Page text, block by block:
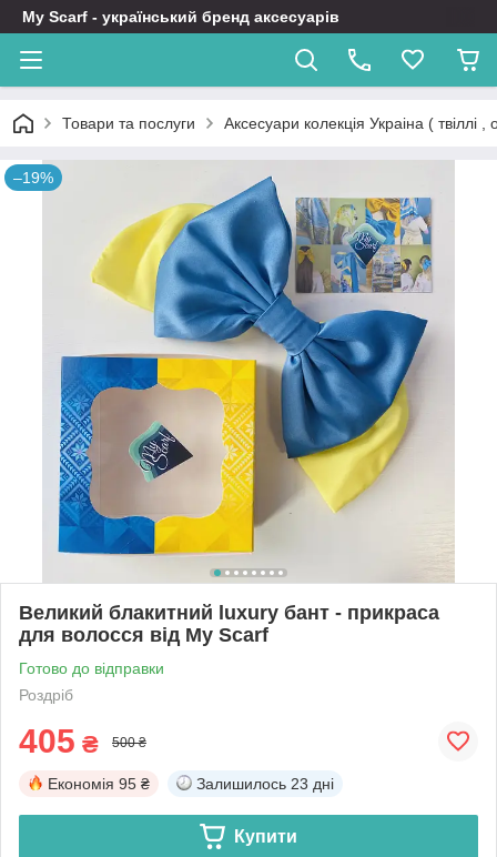
My Scarf - український бренд аксесуарів
Товари та послуги Аксесуари колекція Украіна ( твіллі
–19%
Великий блакитний luxury бант - прикраса
для волосся від My Scarf
Готово до відправки
Роздріб
405 ₴ 500 ₴
Економія 95 ₴ Залишилось 23 дні
Купити